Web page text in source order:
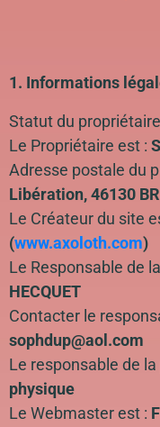
1. Informations
Statut du
Le Propriétaire est :
Adresse postale du
Libération, 46130
Le Créateur du site
(www.axoloth.com)
Le Responsable de
HECQUET
Contacter le
sophdup@aol.com
Le responsable de
physique
Le Webmaster est :